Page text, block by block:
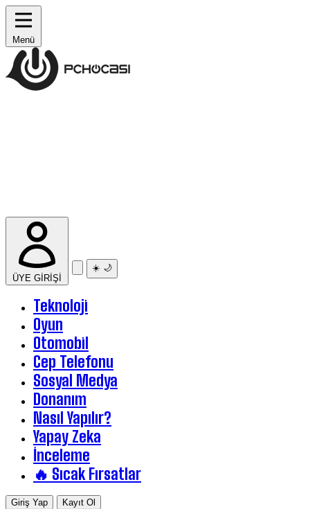
Menü
ÜYE GİRİŞİ
☀️ 🌙
Teknoloji
Oyun
Otomobil
Cep Telefonu
Sosyal Medya
Donanım
Nasıl Yapılır?
Yapay Zeka
İnceleme
🔥 Sıcak Fırsatlar
Giriş Yap Kayıt Ol